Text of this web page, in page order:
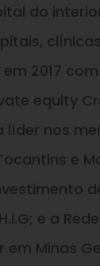
do
2017
equity
líder nos
e
e a
em Minas